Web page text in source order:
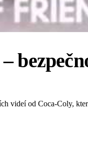
videí od Coca-Coly,